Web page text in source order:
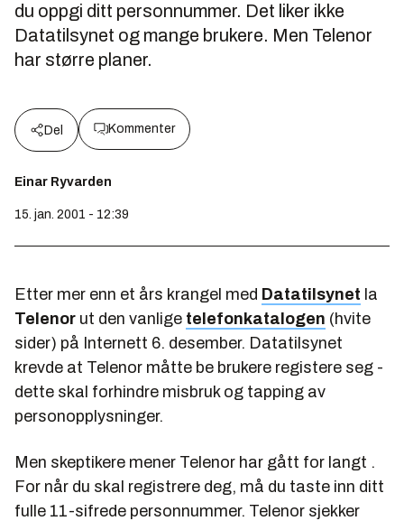
du oppgi ditt personnummer. Det liker ikke
Datatilsynet og mange brukere. Men Telenor
har større planer.
Del Kommenter
Einar Ryvarden
15. jan. 2001 - 12:39
Etter mer enn et års krangel med Datatilsynet la
Telenor ut den vanlige telefonkatalogen (hvite
sider) på Internett 6. desember. Datatilsynet
krevde at Telenor måtte be brukere registere seg -
dette skal forhindre misbruk og tapping av
personopplysninger.
Men skeptikere mener Telenor har gått for langt .
For når du skal registrere deg, må du taste inn ditt
fulle 11-sifrede personnummer. Telenor sjekker